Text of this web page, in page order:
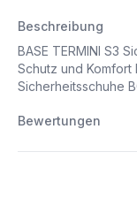
Beschreibung
BASE TERMINI S3
Schutz und Komfort
Sicherheitsschuhe
Bewertungen